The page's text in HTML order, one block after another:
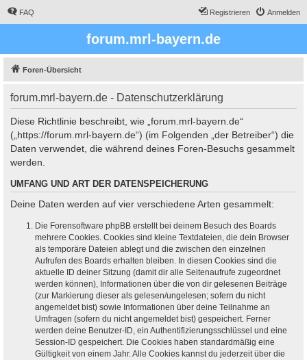
FAQ Anmelden
Registrieren
forum.mrl-bayern.de
Foren-Übersicht
forum.mrl-bayern.de - Datenschutzerklärung
Diese Richtlinie beschreibt, wie „forum.mrl-bayern.de“
(„https://forum.mrl-bayern.de“) (im Folgenden „der Betreiber“) die
Daten verwendet, die während deines Foren-Besuchs gesammelt
werden.
UMFANG UND ART DER DATENSPEICHERUNG
Deine Daten werden auf vier verschiedene Arten gesammelt:
Die Forensoftware phpBB erstellt bei deinem Besuch des Boards
mehrere Cookies. Cookies sind kleine Textdateien, die dein Browser
als temporäre Dateien ablegt und die zwischen den einzelnen
Aufrufen des Boards erhalten bleiben. In diesen Cookies sind die
aktuelle ID deiner Sitzung (damit dir alle Seitenaufrufe zugeordnet
werden können), Informationen über die von dir gelesenen Beiträge
(zur Markierung dieser als gelesen/ungelesen; sofern du nicht
angemeldet bist) sowie Informationen über deine Teilnahme an
Umfragen (sofern du nicht angemeldet bist) gespeichert. Ferner
werden deine Benutzer-ID, ein Authentifizierungsschlüssel und eine
Session-ID gespeichert. Die Cookies haben standardmäßig eine
Gültigkeit von einem Jahr. Alle Cookies kannst du jederzeit über die